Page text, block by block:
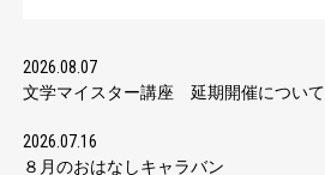
2026.08.07
文学マイスター講座 延期開催について
2026.07.16
８月のおはなしキャラバン